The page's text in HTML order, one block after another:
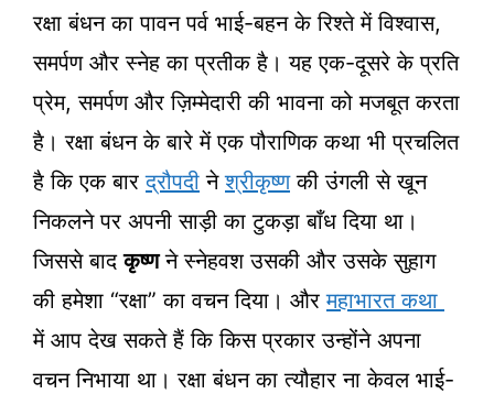
रक्षा बंधन का पावन पर्व भाई-बहन के रिश्ते में विश्वास,
समर्पण और स्नेह का प्रतीक है। यह एक-दूसरे के प्रति
प्रेम, समर्पण और ज़िम्मेदारी की भावना को मजबूत करता
है। रक्षा बंधन के बारे में एक पौराणिक कथा भी प्रचलित
है कि एक बारद्रौपदी नेश्रीकृष्णकी उंगली से खून
निकलने पर अपनी साड़ी का टुकड़ा बाँध दिया था।
जिससे बादकृष्णने स्नेहवश उसकी और उसके सुहाग
की हमेशा “रक्षा” का वचन दिया। औरमहाभारत कथा
में आप देख सकते हैं कि किस प्रकार उन्होंने अपना
वचन निभाया था। रक्षा बंधन का त्यौहार ना केवल भाई-